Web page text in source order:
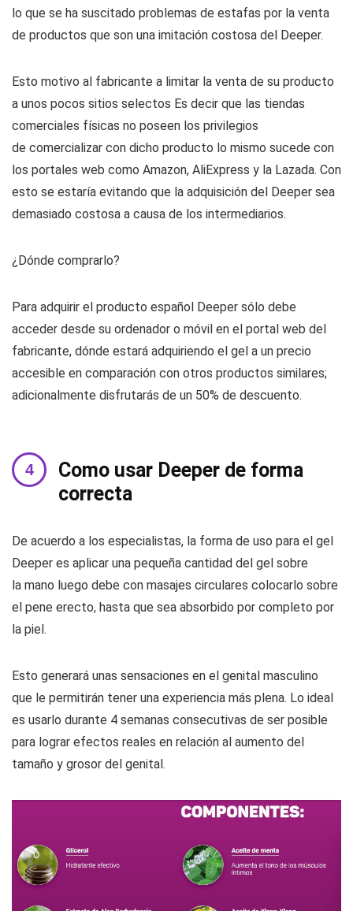
lo que se ha suscitado problemas de estafas por la venta
de productos que son una imitación costosa del Deeper.
Esto motivo al fabricante a limitar la venta de su producto
a unos pocos sitios selectos Es decir que las tiendas
comerciales físicas no poseen los privilegios
de comercializar con dicho producto lo mismo sucede con
los portales web como Amazon, AliExpress y la Lazada. Con
esto se estaría evitando que la adquisición del Deeper sea
demasiado costosa a causa de los intermediarios.
¿Dónde comprarlo?
Para adquirir el producto español Deeper sólo debe
acceder desde su ordenador o móvil en el portal web del
fabricante, dónde estará adquiriendo el gel a un precio
accesible en comparación con otros productos similares;
adicionalmente disfrutarás de un 50% de descuento.
Como usar Deeper de forma
correcta
De acuerdo a los especialistas, la forma de uso para el gel
Deeper es aplicar una pequeña cantidad del gel sobre
la mano luego debe con masajes circulares colocarlo sobre
el pene erecto, hasta que sea absorbido por completo por
la piel.
Esto generará unas sensaciones en el genital masculino
que le permitirán tener una experiencia más plena. Lo ideal
es usarlo durante 4 semanas consecutivas de ser posible
para lograr efectos reales en relación al aumento del
tamaño y grosor del genital.